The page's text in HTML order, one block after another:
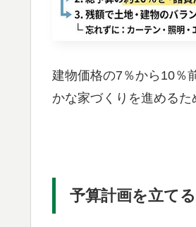
建物価格の7％から10％
かな家づくりを進めるた
予算計画を立て